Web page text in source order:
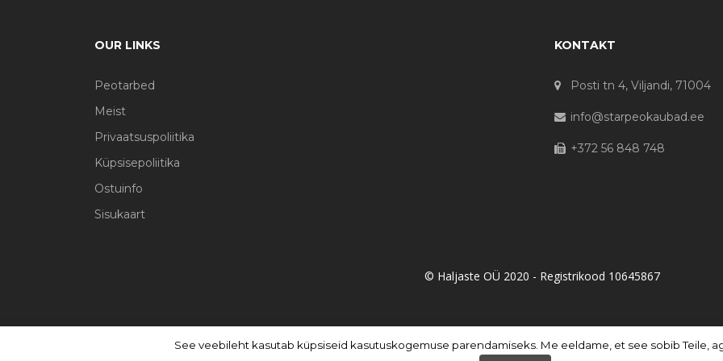
OUR LINKS
Peotarbed
Meist
Privaatsuspoliitika
Küpsisepoliitika
Ostuinfo
Sisukaart
KONTAKT
Posti tn 4, Viljandi, 71004
info@starpeokaubad.ee
+372 56 848 748
© Haljaste OÜ 2020 - Registrikood 10645867
See veebileht kasutab küpsiseid kasutuskogemuse parendamiseks. Me eeldame, et see sobib Teile,